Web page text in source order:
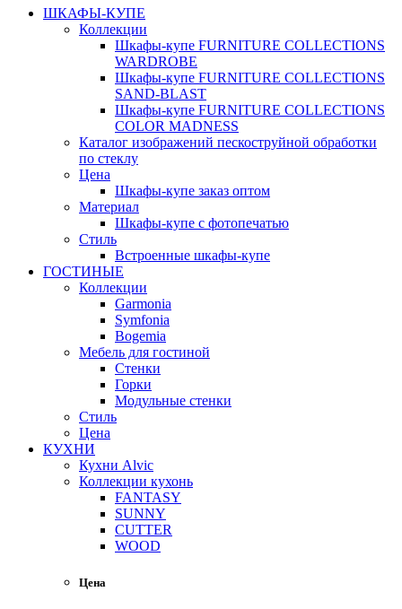
ШКАФЫ-КУПЕ
Коллекции
Шкафы-купе FURNITURE COLLECTIONS
WARDROBE
Шкафы-купе FURNITURE COLLECTIONS
SAND-BLAST
Шкафы-купе FURNITURE COLLECTIONS
COLOR MADNESS
Каталог изображений пескоструйной обработки
по стеклу
Цена
Шкафы-купе заказ оптом
Материал
Шкафы-купе с фотопечатью
Стиль
Встроенные шкафы-купе
ГОСТИНЫЕ
Коллекции
Garmonia
Symfonia
Bogemia
Мебель для гостиной
Стенки
Горки
Модульные стенки
Стиль
Цена
КУХНИ
Кухни Alvic
Коллекции кухонь
FANTASY
SUNNY
CUTTER
WOOD
Цена